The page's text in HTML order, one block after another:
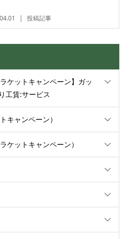
投稿記事
ケットキャンペーン】ガッ
工賃:サービス
キャンペーン）
ケットキャンペーン）